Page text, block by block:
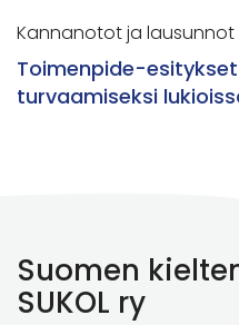
Kannanotot ja lausunnot
Toimenpide-
turvaamiseksi
Suomen
SUKOL ry